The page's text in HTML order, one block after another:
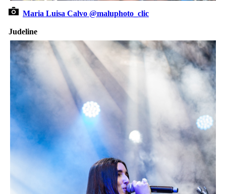
Maria Luisa Calvo @maluphoto_clic
Judeline